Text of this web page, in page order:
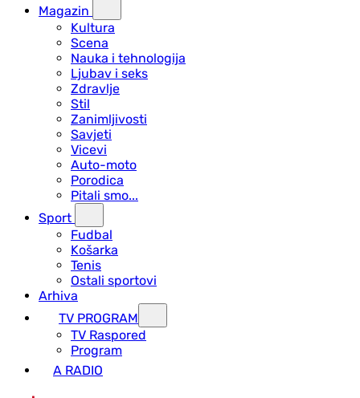
Magazin
Kultura
Scena
Nauka i tehnologija
Ljubav i seks
Zdravlje
Stil
Zanimljivosti
Savjeti
Vicevi
Auto-moto
Porodica
Pitali smo...
Sport
Fudbal
Košarka
Tenis
Ostali sportovi
Arhiva
TV PROGRAM
ТV Raspored
Program
A RADIO